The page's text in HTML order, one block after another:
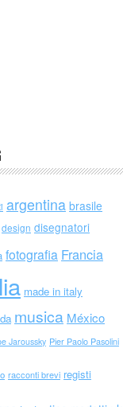
argentina brasile
design disegnatori
fotografia Francia
made in italy
musica México
Jaroussky Pier Paolo Pasolini
racconti brevi registi